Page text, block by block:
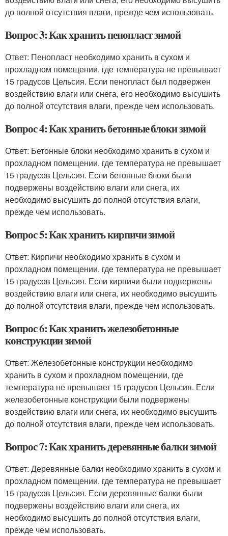
до полной отсутствия влаги, прежде чем использовать.
Вопрос 3: Как хранить пенопласт зимой
Ответ: Пенопласт необходимо хранить в сухом и
прохладном помещении, где температура не превышает
15 градусов Цельсия. Если пенопласт был подвержен
воздействию влаги или снега, его необходимо высушить
до полной отсутствия влаги, прежде чем использовать.
Вопрос 4: Как хранить бетонные блоки зимой
Ответ: Бетонные блоки необходимо хранить в сухом и
прохладном помещении, где температура не превышает
15 градусов Цельсия. Если бетонные блоки были
подвержены воздействию влаги или снега, их
необходимо высушить до полной отсутствия влаги,
прежде чем использовать.
Вопрос 5: Как хранить кирпичи зимой
Ответ: Кирпичи необходимо хранить в сухом и
прохладном помещении, где температура не превышает
15 градусов Цельсия. Если кирпичи были подвержены
воздействию влаги или снега, их необходимо высушить
до полной отсутствия влаги, прежде чем использовать.
Вопрос 6: Как хранить железобетонные
конструкции зимой
Ответ: Железобетонные конструкции необходимо
хранить в сухом и прохладном помещении, где
температура не превышает 15 градусов Цельсия. Если
железобетонные конструкции были подвержены
воздействию влаги или снега, их необходимо высушить
до полной отсутствия влаги, прежде чем использовать.
Вопрос 7: Как хранить деревянные балки зимой
Ответ: Деревянные балки необходимо хранить в сухом и
прохладном помещении, где температура не превышает
15 градусов Цельсия. Если деревянные балки были
подвержены воздействию влаги или снега, их
необходимо высушить до полной отсутствия влаги,
прежде чем использовать.